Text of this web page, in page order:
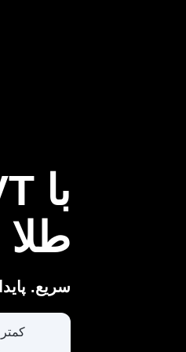
با VT بازارها، همچون
سریع.